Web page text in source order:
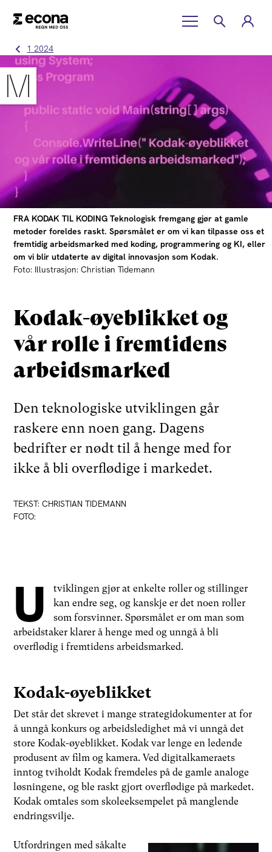
1 2024
TEKST: CHRISTIAN TIDEMANN
FOTO:
Kodak-øyeblikket og
vår rolle i fremtidens
arbeidsmarked
Den teknologiske utviklingen går
raskere enn noen gang. Dagens
bedrifter er nødt til å henge med for
ikke å bli overflødige i markedet.
FRA KODAK TIL KODING Teknologisk fremgang gjør at gamle
metoder foreldes raskt. Spørsmålet er om vi kan tilpasse oss et
fremtidig arbeidsmarked med koding, programmering og KI, eller
om vi blir utdaterte av digital innovasjon som Kodak.
Foto: Illustrasjon: Christian Tidemann
U
tviklingen gjør at enkelte roller og stillinger
kan endre seg, og kanskje er det noen roller
som forsvinner. Spørsmålet er om man som
arbeidstaker klarer å henge med og unngå å bli
overflødig i fremtidens arbeidsmarked.
Kodak-øyeblikket
Det står det skrevet i mange strategidokumenter at for
å unngå konkurs og arbeidsledighet må vi unngå det
store Kodak-øyeblikket. Kodak var lenge en ledende
produsent av film og kamera. Ved digitalkameraets
inntog tviholdt Kodak fremdeles på de gamle analoge
løsningene, og ble raskt gjort overflødige på markedet.
Kodak omtales som skoleeksempelet på manglende
endringsvilje.
Utfordringen med såkalte